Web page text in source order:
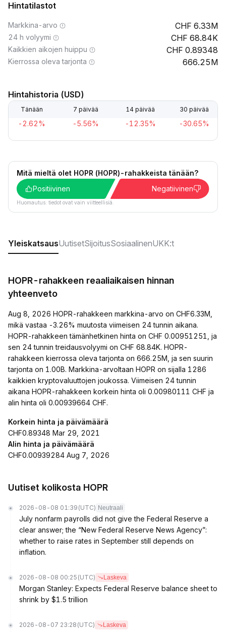
Hintatilastot
Markkina-arvo 6.33M
24 h volyymi 68.84K
Kaikkien aikojen huippu 0.89348
Kierrossa oleva tarjonta 666.25M
Hintahistoria (USD)
Tänään 7 päivää 14 päivää 30 päivää
-2.62% -5.56% -12.35% -30.65%
Mitä mieltä olet HOPR (HOPR)-rahakkeista tänään?
Positiivinen
Negatiivinen
Huomautus: tiedot ovat vain viitteellisiä.
YleiskatsausUutisetSijoitusSosiaalinenUKK:t
HOPR-rahakkeen reaaliaikaisen hinnan
yhteenveto
Aug 8, 2026 HOPR-rahakkeen markkina-arvo on CHF6.33M,
mikä vastaa -3.26% muutosta viimeisen 24 tunnin aikana.
HOPR-rahakkeen tämänhetkinen hinta on CHF 0.00951251, ja
sen 24 tunnin treidausvolyymi on CHF 68.84K. HOPR-
rahakkeen kierrossa oleva tarjonta on 666.25M, ja sen suurin
tarjonta on 1.00B. Markkina-arvoltaan HOPR on sijalla 1286
kaikkien kryptovaluuttojen joukossa. Viimeisen 24 tunnin
aikana HOPR-rahakkeen korkein hinta oli 0.00980111 CHF ja
alin hinta oli 0.00939664 CHF.
Korkein hinta ja päivämäärä
CHF0.89348 Mar 29, 2021
Alin hinta ja päivämäärä
CHF0.00939284 Aug 7, 2026
Uutiset kolikosta HOPR
2026-08-08 01:39 (UTC) Neutraali
July nonfarm payrolls did not give the Federal Reserve a
clear answer; the “New Federal Reserve News Agency”:
whether to raise rates in September still depends on
inflation.
2026-08-08 00:25 (UTC) Laskeva
Morgan Stanley: Expects Federal Reserve balance sheet to
shrink by $1.5 trillion
2026-08-07 23:28 (UTC) Laskeva